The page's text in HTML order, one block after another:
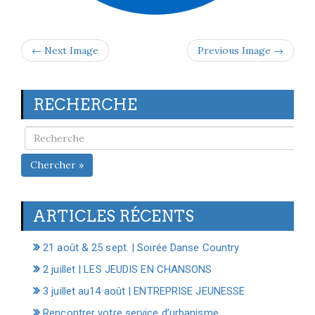
← Next Image Previous Image →
RECHERCHE
Chercher »
ARTICLES RÉCENTS
21 août & 25 sept. | Soirée Danse Country
2 juillet | LES JEUDIS EN CHANSONS
3 juillet au14 août | ENTREPRISE JEUNESSE